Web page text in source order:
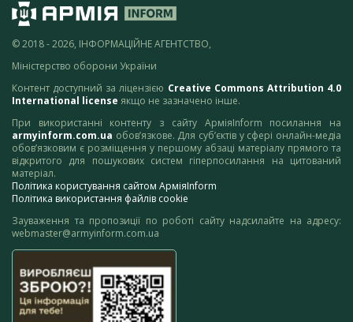
© 2018 - 2026, ІНФОРМАЦІЙНЕ АГЕНТСТВО,
Міністерство оборони України
Контент доступний за ліцензією Creative Commons Attribution 4.0
International license якщо не зазначено інше.
При використанні контенту з сайту АрміяInform посилання на
armyinform.com.ua обов’язкове. Для суб’єктів у сфері онлайн-медіа
обов’язковим є розміщення у першому абзаці матеріалу прямого та
відкритого для пошукових систем гіперпосилання на цитований
матеріал.
Політика користування сайтом АрміяInform
Політика використання файлів cookie
Зауваження та пропозиції по роботі сайту надсилайте на адресу:
webmaster@armyinform.com.ua